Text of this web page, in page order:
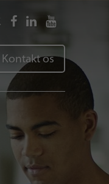
Kontakt os